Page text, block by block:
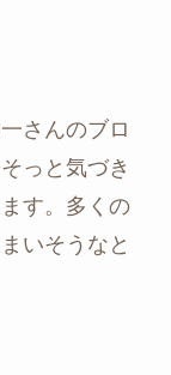
さんのブロ
っと気づき
す。多くの
いそうなと